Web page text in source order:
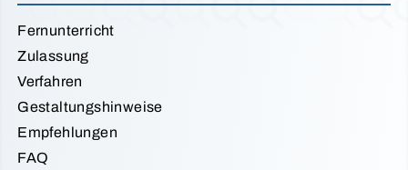
Fernunterricht
Zulassung
Verfahren
Gestaltungshinweise
Empfehlungen
FAQ